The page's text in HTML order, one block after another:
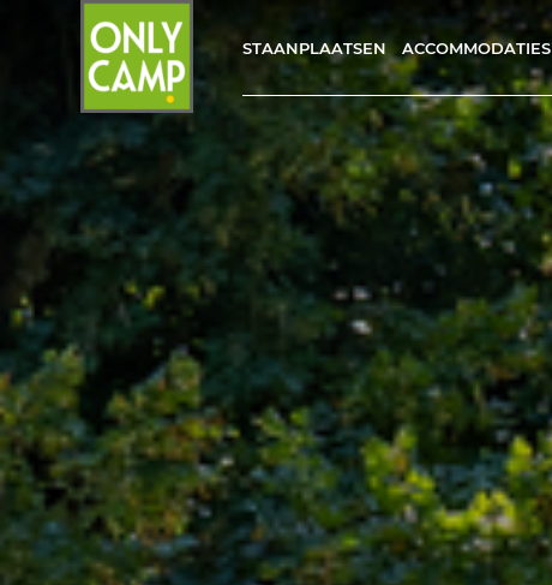
STAANPLAATSEN ACCOMMODATIES